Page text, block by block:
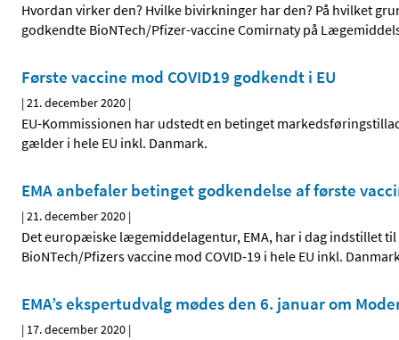
Hvordan virker den? Hvilke bivirkninger har den? På hvilket
godkendte BioNTech/Pfizer-vaccine Comirnaty på
Første vaccine mod COVID19 godkendt i EU
|21. december 2020 |
EU-Kommissionen har udstedt en betinget
gælder i hele EU inkl. Danmark.
EMA anbefaler betinget godkendelse af første
|21. december 2020 |
Det europæiske lægemiddelagentur, EMA, har i dag indstillet
BioNTech/Pfizers vaccine mod COVID-19 i hele EU inkl.
EMA’s ekspertudvalg mødes den 6. januar om
| 17. december 2020 |